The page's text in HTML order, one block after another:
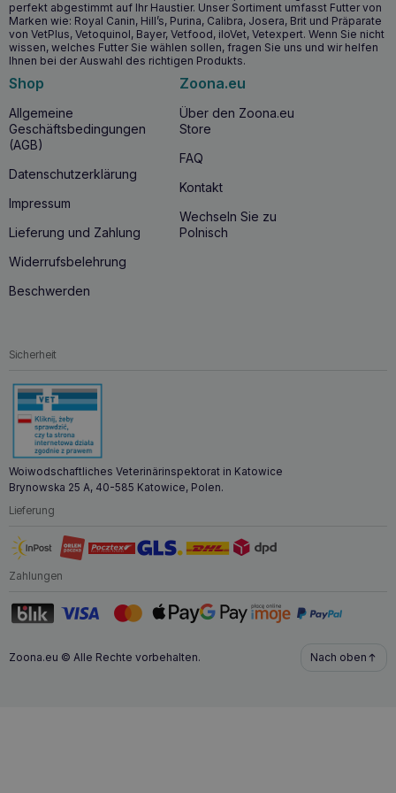
Geeignet für Tiere, die an chronischem und
vorübergehendem Nierenversagen leiden.
Wann sollten Sie mit der Einnahme von JM
SANTE MultiWay Vet Duocaps Niere beginnen?
JM SANTE MultiWay Vet Duocaps Kidneys sollte bei
Hunden und Katzen mit chronischen oder
vorübergehenden
Nierenproblemen
Das Produkt ist für Haustiere jeden Alters geeignet,
insbesondere in Fällen, in denen die Nieren nicht richtig
funktionieren und zusätzliche Unterstützung benötigen. Es
ist auch eine gute Wahl in Situationen, in denen der Tierarzt
eine Nahrungsergänzung bei Symptomen einer
Warum sollten Sie JM SANTE MultiWay Vet
Produkt, das die Gesundheit der Nieren von Hunden und
entscheidender Bedeutung ist. Dieses Produkt schützt nicht
nur die Nieren vor einer weiteren Verschlechterung ihrer
Funktion, sondern kann auch die Lebensqualität Ihres
Tieres verbessern, indem es das Verdauungssystem
unterstützt. Die praktische Kapselform erleichtert die
Verabreichung selbst an wählerische Haustiere, und die
einzigartige Formulierung auf der Grundlage von
Lanthancarbonat, Sonnenblumenlecithin und Fischöl
gewährleistet eine wirksame Wirkung. Das Produkt ist
auch bei vorübergehenden Nierenproblemen verwendet
werden.
perfekt abgestimmt auf Ihr Haustier. Unser Sortiment umfasst Futter von
Marken wie: Royal Canin, Hill’s, Purina, Calibra, Josera, Brit und Präparate
von VetPlus, Vetoquinol, Bayer, Vetfood, iloVet, Vetexpert. Wenn Sie nicht
wissen, welches Futter Sie wählen sollen, fragen Sie uns und wir helfen
Ihnen bei der Auswahl des richtigen Produkts.
Shop
Allgemeine
Geschäftsbedingungen
(AGB)
Datenschutzerklärung
Impressum
Lieferung und Zahlung
Widerrufsbelehrung
Beschwerden
Zoona.eu
Über den Zoona.eu
Store
FAQ
Kontakt
Wechseln Sie zu
Polnisch
Sicherheit
Woiwodschaftliches Veterinärinspektorat in Katowice
Brynowska 25 A, 40-585 Katowice, Polen.
Lieferung
Zahlungen
Zoona.eu © Alle Rechte vorbehalten. Nach oben